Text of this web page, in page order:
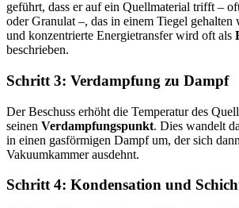
geführt, dass er auf ein Quellmaterial trifft –
oder Granulat –, das in einem Tiegel
und konzentrierte Energietransfer wird oft als
beschrieben.
Schritt 3: Verdampfung zu Dampf
Der Beschuss erhöht die Temperatur des
seinen Verdampfungspunkt. Dies wandelt
in einen gasförmigen Dampf um, der sich
Vakuumkammer ausdehnt.
Schritt 4: Kondensation und